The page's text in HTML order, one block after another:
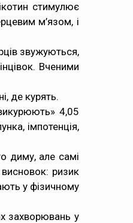
стимулює
м’язом, і
звужуються,
Вченими
де курять.
4,05
імпотенція,
диму, але самі
ризик
у фізичному
захворювань у